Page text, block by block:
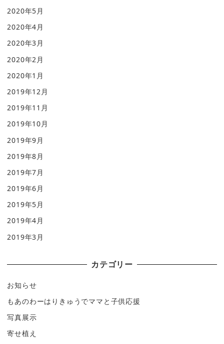
2020年5月
2020年4月
2020年3月
2020年2月
2020年1月
2019年12月
2019年11月
2019年10月
2019年9月
2019年8月
2019年7月
2019年6月
2019年5月
2019年4月
2019年3月
カテゴリー
お知らせ
もあのわーはりきゅうでママと子供応援
写真展示
寄せ植え